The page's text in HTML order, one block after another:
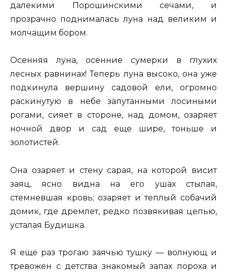
далекими Порошинскими сечами, и
прозрачно поднималась луна над великим и
молчащим бором.
Осенняя луна, осенние сумерки в глухих
лесных равнинах! Теперь луна высоко, она уже
подкинула вершину садовой ели, огромно
раскинутую в небе запутанными лосиными
рогами, сияет в стороне, над домом, озаряет
ночной двор и сад еще шире, тоньше и
золотистей.
Она озаряет и стену сарая, на которой висит
заяц, ясно видна на его ушах стылая,
стемневшая кровь; озаряет и теплый собачий
домик, где дремлет, редко позвякивая цепью,
усталая Будишка.
Я еще раз трогаю заячью тушку — волнующ и
тревожен с детства знакомый запах пороха и